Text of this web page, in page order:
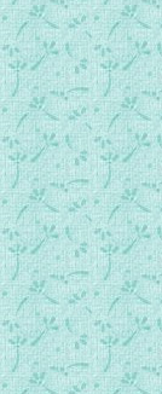
165_
167_
168_
169_
170_
171_
172_
173_
174_